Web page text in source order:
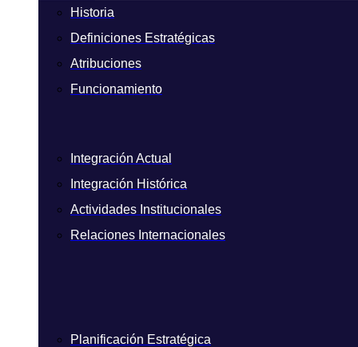
Historia
Definiciones Estratégicas
Atribuciones
Funcionamiento
Integración Actual
Integración Histórica
Actividades Institucionales
Relaciones Internacionales
Planificación Estratégica